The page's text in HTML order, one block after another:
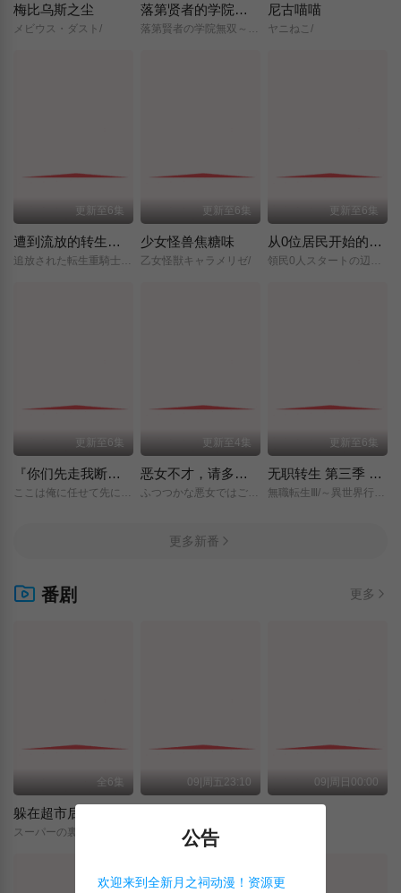
梅比乌斯之尘
メビウス・ダスト/
落第贤者的学院无双～第二次转生的S级开外挂魔术师冒险录～
落第賢者の学院無双～二度目の転生、Sランクチート魔術師冒険録～/
尼古喵喵
ヤニねこ/
更新至6集
遭到流放的转生重骑士凭借游戏知识大开无双
追放された転生重騎士はゲーム知識で無双する/
更新至6集
少女怪兽焦糖味
乙女怪獣キャラメリゼ/
更新至6集
从0位居民开始的边境领主大人
領民0人スタートの辺境領主様/
更新至6集
『你们先走我断后』，于是10年后我成为了传说
ここは俺に任せて先に行けと言ってから10年がたったら伝説になっていた。/
更新至4集
恶女不才，请多关照 ～雏宫蝶鼠换身传～
ふつつかな悪女ではございますが/～雛宮蝶鼠とりかえ伝～/
更新至6集
无职转生 第三季 ～到了异世界就拿出真本事～
無職転生Ⅲ/～異世界行ったら本気だす～/
更多新番
番剧 更多
全6集 09|周五23:10 09|周日00:00
公告
欢迎来到全新月之祠动漫！资源更